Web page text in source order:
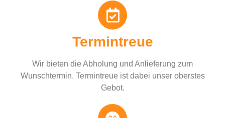
Termintreue
Wir bieten die Abholung und Anlieferung zum
Wunschtermin. Termintreue ist dabei unser oberstes
Gebot.